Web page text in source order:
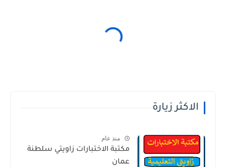
الاكثر زيارة
منذ عام
مكتبة الاختبارات زاويتي سلطنة
عمان